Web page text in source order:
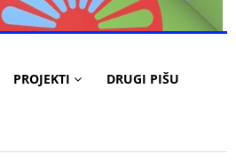
PROJEKTI DRUGI PIŠU